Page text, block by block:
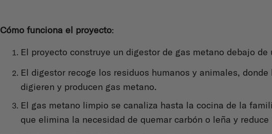
Cómo funciona el proyecto:
El proyecto construye un digestor de gas metano debajo
El digestor recoge los residuos humanos y animales,
digieren y producen gas metano.
El gas metano limpio se canaliza hasta la cocina de la
que elimina la necesidad de quemar carbón o leña y reduce